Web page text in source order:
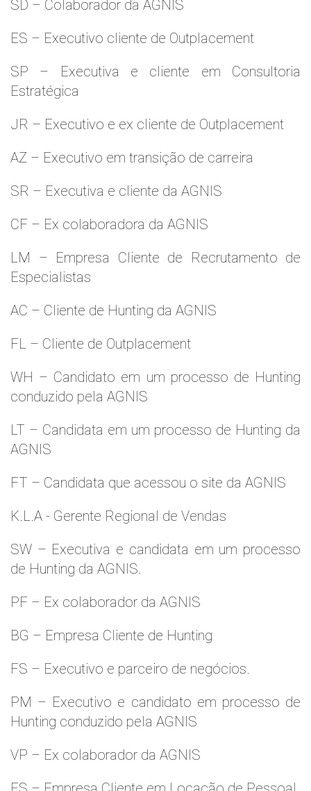
SD – Colaborador da AGNIS
ES – Executivo cliente de Outplacement
SP – Executiva e cliente em Consultoria
Estratégica
JR – Executivo e ex cliente de Outplacement
AZ – Executivo em transição de carreira
SR – Executiva e cliente da AGNIS
CF – Ex colaboradora da AGNIS
LM – Empresa Cliente de Recrutamento de
Especialistas
AC – Cliente de Hunting da AGNIS
FL – Cliente de Outplacement
WH – Candidato em um processo de Hunting
conduzido pela AGNIS
LT – Candidata em um processo de Hunting da
AGNIS
FT – Candidata que acessou o site da AGNIS
K.L.A - Gerente Regional de Vendas
SW – Executiva e candidata em um processo
de Hunting da AGNIS.
PF – Ex colaborador da AGNIS
BG – Empresa Cliente de Hunting
FS – Executivo e parceiro de negócios.
PM – Executivo e candidato em processo de
Hunting conduzido pela AGNIS
VP – Ex colaborador da AGNIS